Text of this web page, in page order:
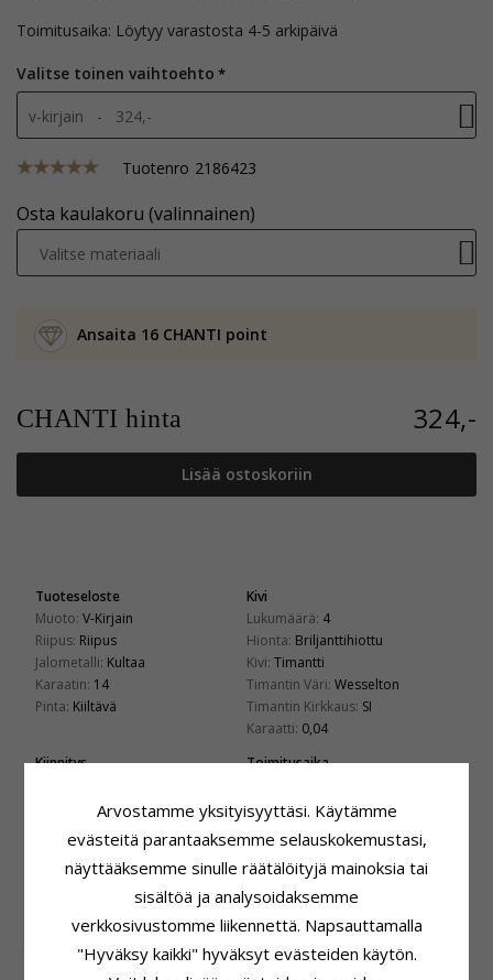
Toimitusaika: Löytyy varastosta 4-5 arkipäivä
Valitse toinen vaihtoehto
v-kirjain - 324,-
Tuotenro 2186423
Osta kaulakoru (valinnainen)
Valitse materiaali
Ansaita 16 CHANTI point
CHANTI hinta 324,-
Lisää ostoskoriin
Tuoteseloste
Muoto: V-Kirjain
Riipus: Riipus
Jalometalli: Kultaa
Karaatin: 14
Pinta: Kiiltävä
Kivi
Lukumäärä: 4
Hionta: Briljanttihiottu
Kivi: Timantti
Timantin Väri: Wesselton
Timantin Kirkkaus: SI
Karaatti: 0,04
Kiinnitys
Syvyys: 1,2 mm
Toimitusaika
Sopii Leveisiin Kultaketjuihin
Käärme Maks.:1,35 mm
Venetsia Maks.: 1,4 mm
LIITTYVÄT TUOTTEET
Arvostamme yksityisyyttäsi. Käytämme
evästeitä parantaaksemme selauskokemustasi,
näyttääksemme sinulle räätälöityjä mainoksia tai
sisältöä ja analysoidaksemme
verkkosivustomme liikennettä. Napsauttamalla
"Hyväksy kaikki" hyväksyt evästeiden käytön.